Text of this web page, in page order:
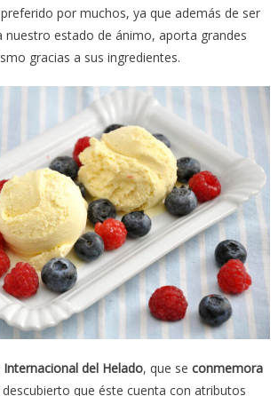
por muchos, ya que además de ser
nuestro estado de ánimo, aporta grandes
gracias a sus ingredientes.
Internacional del Helado, que se conmemora
descubierto que éste cuenta con atributos